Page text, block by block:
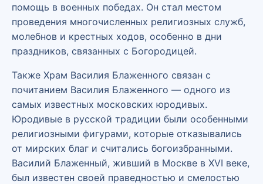
помощь в военных победах. Он стал местом
проведения многочисленных религиозных служб,
молебнов и крестных ходов, особенно в дни
праздников, связанных с Богородицей.
Также Храм Василия Блаженного связан с
почитанием Василия Блаженного — одного из
самых известных московских юродивых.
Юродивые в русской традиции были особенными
религиозными фигурами, которые отказывались
от мирских благ и считались богоизбранными.
Василий Блаженный, живший в Москве в XVI веке,
был известен своей праведностью и смелостью